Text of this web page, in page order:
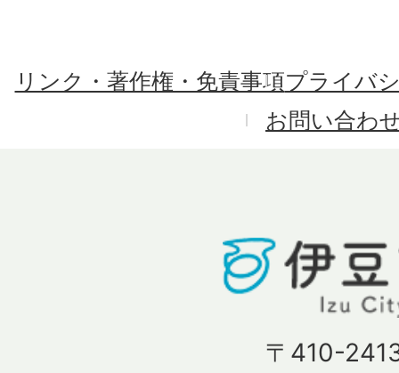
リンク・著作権・免責事項プライバ
お問い合わ
〒410-